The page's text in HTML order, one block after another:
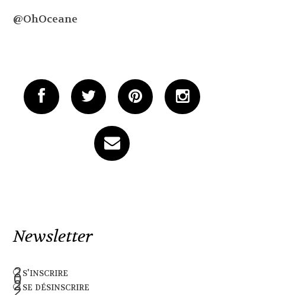
@OhOceane
Newsletter
s'inscrire
se désinscrire